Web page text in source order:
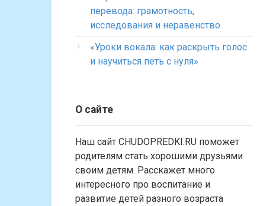
перевода: грамотность,
исследования и неравенство
«Уроки вокала: как раскрыть голос
и научиться петь с нуля»
О сайте
Наш сайт CHUDOPREDKI.RU поможет
родителям стать хорошими друзьями
своим детям. Расскажет много
интересного про воспитание и
развитие детей разного возраста